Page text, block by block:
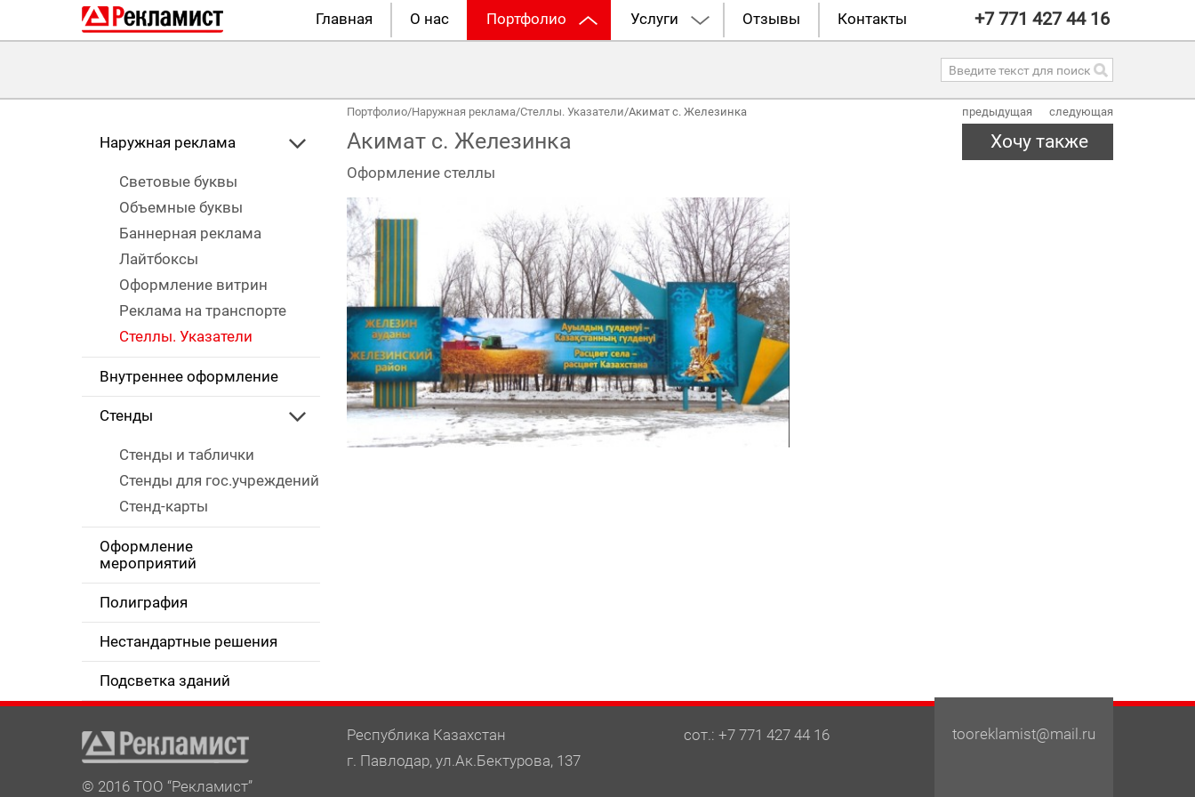
Главная О нас Портфолио Услуги Отзывы Контакты +7 771 427 44 16
Наружная реклама
Световые буквы
Объемные буквы
Баннерная реклама
Лайтбоксы
Оформление витрин
Реклама на транспорте
Стеллы. Указатели
Внутреннее оформление
Стенды
Стенды и таблички
Стенды для гос.учреждений
Стенд-карты
Оформление
мероприятий
Полиграфия
Нестандартные решения
Подсветка зданий
Портфолио/Наружная реклама/Стеллы. Указатели/Акимат с. Железинка
Акимат с. Железинка Хочу также
Оформление стеллы
предыдущая следующая
tooreklamist@mail.ru
Республика Казахстан
г. Павлодар, ул.Ак.Бектурова, 137
сот.: +7 771 427 44 16
© 2016 ТОО “Рекламист”